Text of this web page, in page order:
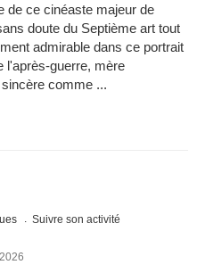
de ce cinéaste majeur de
doute du Septième art tout
admirable dans ce portrait
l'après-guerre, mère
comme ...
Suivre son activité